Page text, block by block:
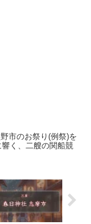
市のお祭り(例祭)を
く、二艘の関船競